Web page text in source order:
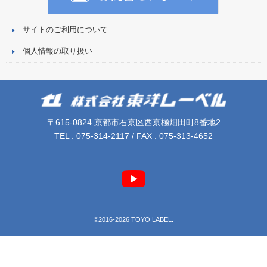
サイトのご利用について
個人情報の取り扱い
〒615-0824 京都市右京区西京極畑田町8番地2
TEL : 075-314-2117 / FAX : 075-313-4652
©2016-2026 TOYO LABEL.